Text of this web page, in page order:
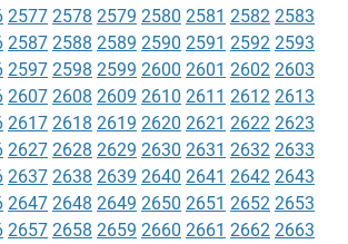
2577 2578 2579 2580 2581 2582 2583
2587 2588 2589 2590 2591 2592 2593
2597 2598 2599 2600 2601 2602 2603
2607 2608 2609 2610 2611 2612 2613
2617 2618 2619 2620 2621 2622 2623
2627 2628 2629 2630 2631 2632 2633
2637 2638 2639 2640 2641 2642 2643
2647 2648 2649 2650 2651 2652 2653
2657 2658 2659 2660 2661 2662 2663